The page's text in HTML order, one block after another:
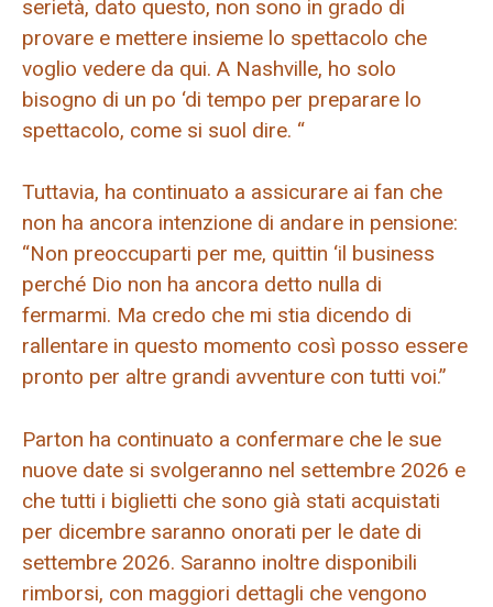
serietà, dato questo, non sono in grado di
provare e mettere insieme lo spettacolo che
voglio vedere da qui. A Nashville, ho solo
bisogno di un po ‘di tempo per preparare lo
spettacolo, come si suol dire. “
Tuttavia, ha continuato a assicurare ai fan che
non ha ancora intenzione di andare in pensione:
“Non preoccuparti per me, quittin ‘il business
perché Dio non ha ancora detto nulla di
fermarmi. Ma credo che mi stia dicendo di
rallentare in questo momento così posso essere
pronto per altre grandi avventure con tutti voi.”
Parton ha continuato a confermare che le sue
nuove date si svolgeranno nel settembre 2026 e
che tutti i biglietti che sono già stati acquistati
per dicembre saranno onorati per le date di
settembre 2026. Saranno inoltre disponibili
rimborsi, con maggiori dettagli che vengono